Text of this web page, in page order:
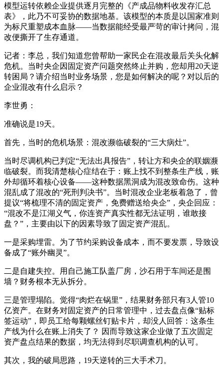
模型运转依赖企业提供逐月完整的《产成品物料收发存汇总
表》，此乃不可妥协的数据地基。该模型的本质是以国家准则
为标尺重塑成本血脉——当数据能经受最严苛的审计拷问，混
改便撕开了生存通道。
记者：李总，我们知道您曾帮助一家民企在混改最后关头化解
危机。当时央企因固定资产问题突然终止并购，您却用20天逆
转困局？请介绍当时业务场景，您是如何解决的呢？对以后的
企业混改有什么启示？
李世勇：
准确说是19天。
首先，当时的危机场景：混改濒临破裂的“三大病灶”。
当时尽调机构已判定“无法出具报告”，转让方和央企的联姻濒
临破裂。而我清楚核心症结在于：账上找不到整条生产线，账
外却循环着核心设备——这种数据黑洞成为混改致命伤。这种
混乱成了混改的“死刑判决书”。当时混改企业老板着急了，曾
提议“将梳理不清的固定资产，免费赠送给央企”，央企回应：
“混改不是江湖义气，你连资产真实性都无法证明，谁敢接
盘？”，主要由以下的因素导致了固定资产混乱。
一是采购埋雷。为了节约采购设备成本，而不要发票，导致设
备成了“账外幽灵”。
二是自建失控。用自己施工队盖厂房，沙石用于车间还是围
墙？财务根本无从拆分。
三是管理塌陷。觉得“肉烂在锅里”，结果财务部只有3人管10
亿资产。在财务对固定资产的日常管理中，过去盘点像“贴标
签运动”，即员工给每颗螺丝钉贴卡片，却没人回答：这条生
产线为什么在账上消失了？ 因而导致这家企业做了五次固定
资产盘点结果的数据，均无法得到尽职调查机构的认可。
其次，我的破局思路，19天逆转的三大手术刀。